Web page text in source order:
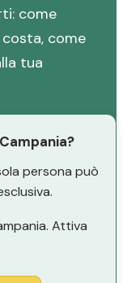
come
come
tua
persona può
Attiva